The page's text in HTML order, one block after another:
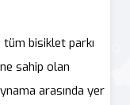
tüm bisiklet parkı
sahip olan
arasında yer